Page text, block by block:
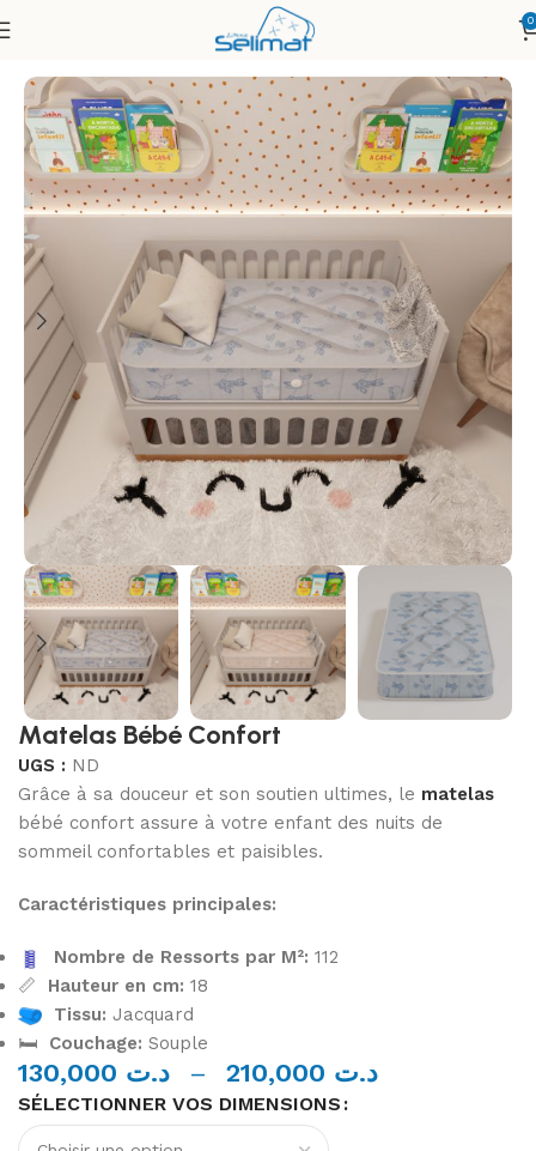
0
Matelas Bébé Confort
UGS : ND
Grâce à sa douceur et son soutien ultimes, le matelas
bébé confort assure à votre enfant des nuits de
sommeil confortables et paisibles.
Caractéristiques principales:
Nombre de Ressorts par M²: 112
📏 Hauteur en cm: 18
Tissu: Jacquard
🛏️ Couchage: Souple
د.ت – د.ت
SÉLECTIONNER VOS DIMENSIONS
Alternative: